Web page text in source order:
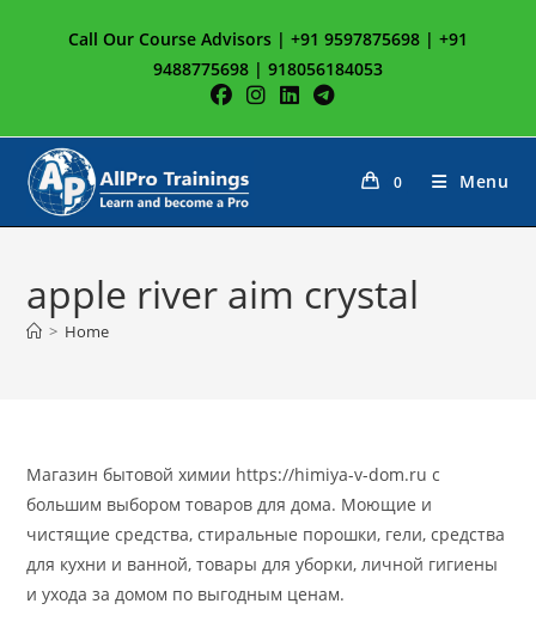
Call Our Course Advisors | +91 9597875698 | +91
9488775698 | 918056184053
0 Menu
apple river aim crystal
> Home
Магазин бытовой химии https://himiya-v-dom.ru с
большим выбором товаров для дома. Моющие и
чистящие средства, стиральные порошки, гели, средства
для кухни и ванной, товары для уборки, личной гигиены
и ухода за домом по выгодным ценам.